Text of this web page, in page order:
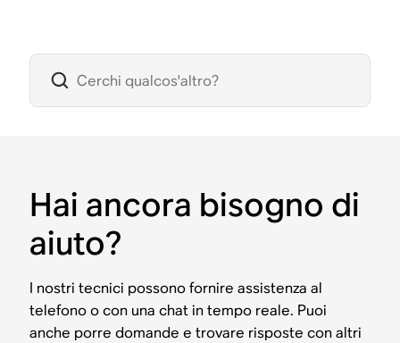
Hai ancora bisogno di
aiuto?
I nostri tecnici possono fornire assistenza al
telefono o con una chat in tempo reale. Puoi
anche porre domande e trovare risposte con altri